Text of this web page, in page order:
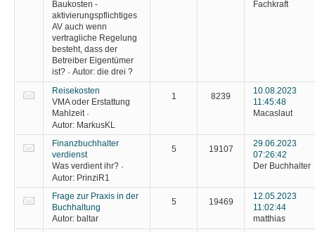
Baukosten -
aktivierungspflichtiges
AV auch wenn
vertragliche Regelung
besteht, dass der
Betreiber Eigentümer
ist? · Autor: die drei ?
Fachkraft
Reisekosten
VMA oder Erstattung
Mahlzeit·
Autor: MarkusKL
1 8239
10.08.2023
11:45:48
Macaslaut
Finanzbuchhalter
verdienst
Was verdient ihr? ·
Autor: PrinziR1
5 19107
29.06.2023
07:26:42
Der Buchhalter
Frage zur Praxis in der
Buchhaltung
Autor: baltar
5 19469
12.05.2023
11:02:44
matthias